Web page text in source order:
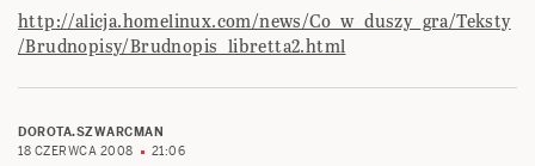
http://alicja.homelinux.com/news/Co_w_duszy_gra/Teksty
/Brudnopisy/Brudnopis_libretta2.html
DOROTA.SZWARCMAN
18 CZERWCA 2008
21:06